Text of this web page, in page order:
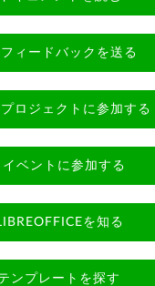
フィードバックを送る
プロジェクトに参加する
イベントに参加する
を知る
ンプレートを探す